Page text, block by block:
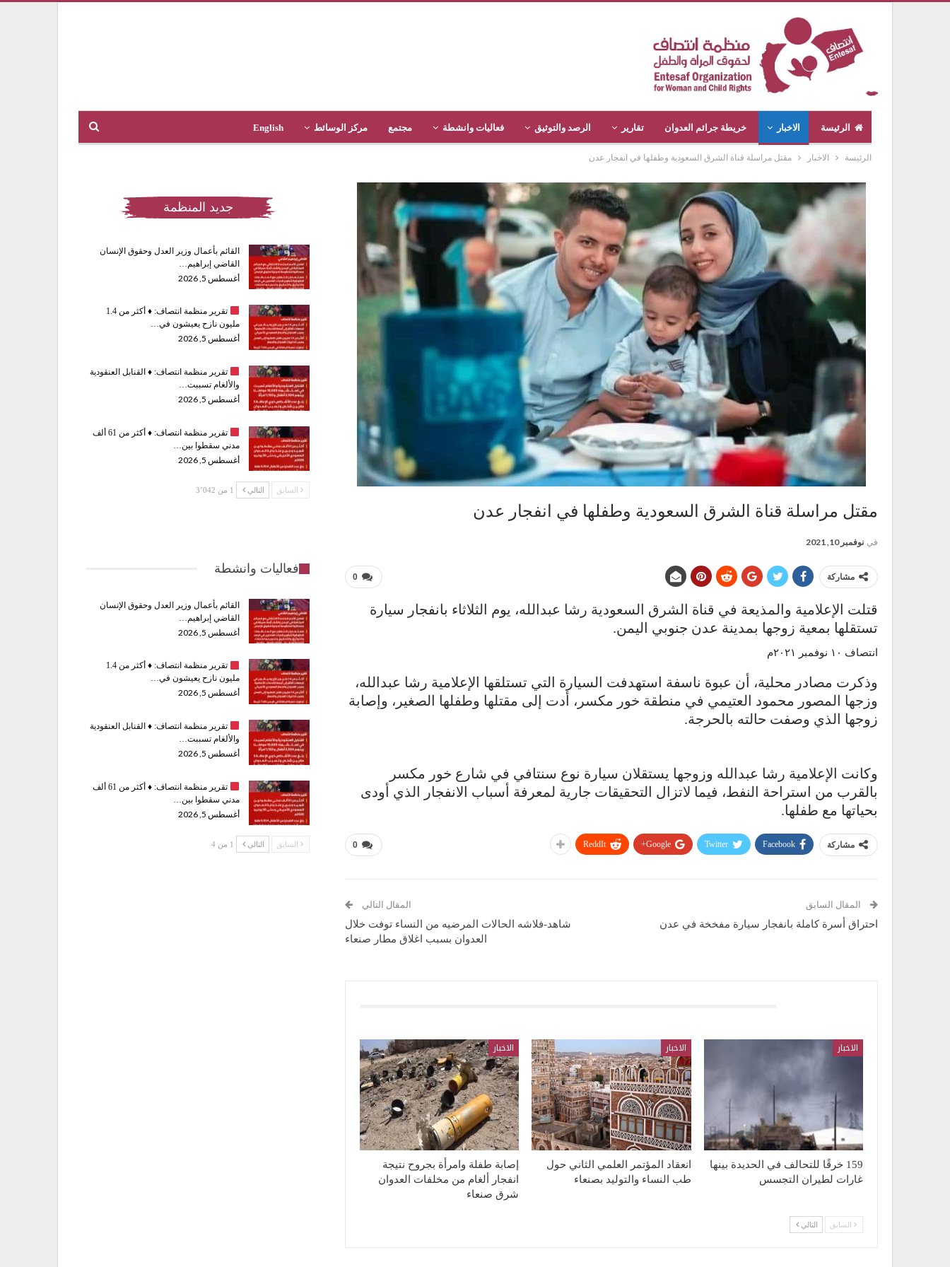
الرئيسة الاخبار خريطة جرائم العدوان تقارير الرصد والتوثيق فعاليات وانشطة مجتمع مركز الوسائط English
الرئيسة الاخبار مقتل مراسلة قناة الشرق السعودية وطفلها في انفجار عدن
مقتل مراسلة قناة الشرق السعودية وطفلها في انفجار عدن
في نوفمبر 10, 2021
0 مشاركة
قتلت الإعلامية والمذيعة في قناة الشرق السعودية رشا عبدالله، يوم الثلاثاء بانفجار سيارة
تستقلها بمعية زوجها بمدينة عدن جنوبي اليمن.
انتصاف ١٠ نوفمبر ٢٠٢١م
وذكرت مصادر محلية، أن عبوة ناسفة استهدفت السيارة التي تستلقها الإعلامية رشا عبدالله،
وزجها المصور محمود العتيمي في منطقة خور مكسر، أدت إلى مقتلها وطفلها الصغير، وإصابة
زوجها الذي وصفت حالته بالحرجة.
وكانت الإعلامية رشا عبدالله وزوجها يستقلان سيارة نوع سنتافي في شارع خور مكسر
بالقرب من استراحة النفط، فيما لاتزال التحقيقات جارية لمعرفة أسباب الانفجار الذي أودى
بحياتها مع طفلها.
0 مشاركة Facebook
Twitter
Google+
ReddIt
المقال السابق
احتراق أسرة كاملة بانفجار سيارة مفخخة في عدن
المقال التالي
شاهد-فلاشه الحالات المرضيه من النساء توفت خلال
العدوان بسبب اغلاق مطار صنعاء
الاخبار
159 خرقًا للتحالف في الحديدة بينها
غارات لطيران التجسس
الاخبار
انعقاد المؤتمر العلمي الثاني حول
طب النساء والتوليد بصنعاء
الاخبار
إصابة طفلة وامرأة بجروح نتيجة
انفجار ألغام من مخلفات العدوان
شرق صنعاء
السابق التالي
جديد المنظمة
القائم بأعمال وزير العدل وحقوق الإنسان
القاضي إبراهيم…
أغسطس 5, 2026
تقرير منظمة انتصاف: ♦️
أكثر من 1.4
مليون نازح يعيشون في…
أغسطس 5, 2026
تقرير منظمة انتصاف: ♦️القنابل العنقودية
والألغام تسببت…
أغسطس 5, 2026
تقرير منظمة انتصاف: ♦️
أكثر من 61 ألف
مدني سقطوا بين…
أغسطس 5, 2026
السابق التالي 1 من 3٬042
فعاليات وانشطة
القائم بأعمال وزير العدل وحقوق الإنسان
القاضي إبراهيم…
أغسطس 5, 2026
تقرير منظمة انتصاف: ♦️
أكثر من 1.4
مليون نازح يعيشون في…
أغسطس 5, 2026
تقرير منظمة انتصاف: ♦️القنابل العنقودية
والألغام تسببت…
أغسطس 5, 2026
تقرير منظمة انتصاف: ♦️
أكثر من 61 ألف
مدني سقطوا بين…
أغسطس 5, 2026
السابق التالي 1 من 4